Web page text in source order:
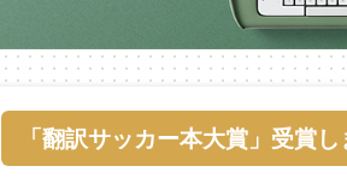
「翻訳サッカー本大賞」受賞し